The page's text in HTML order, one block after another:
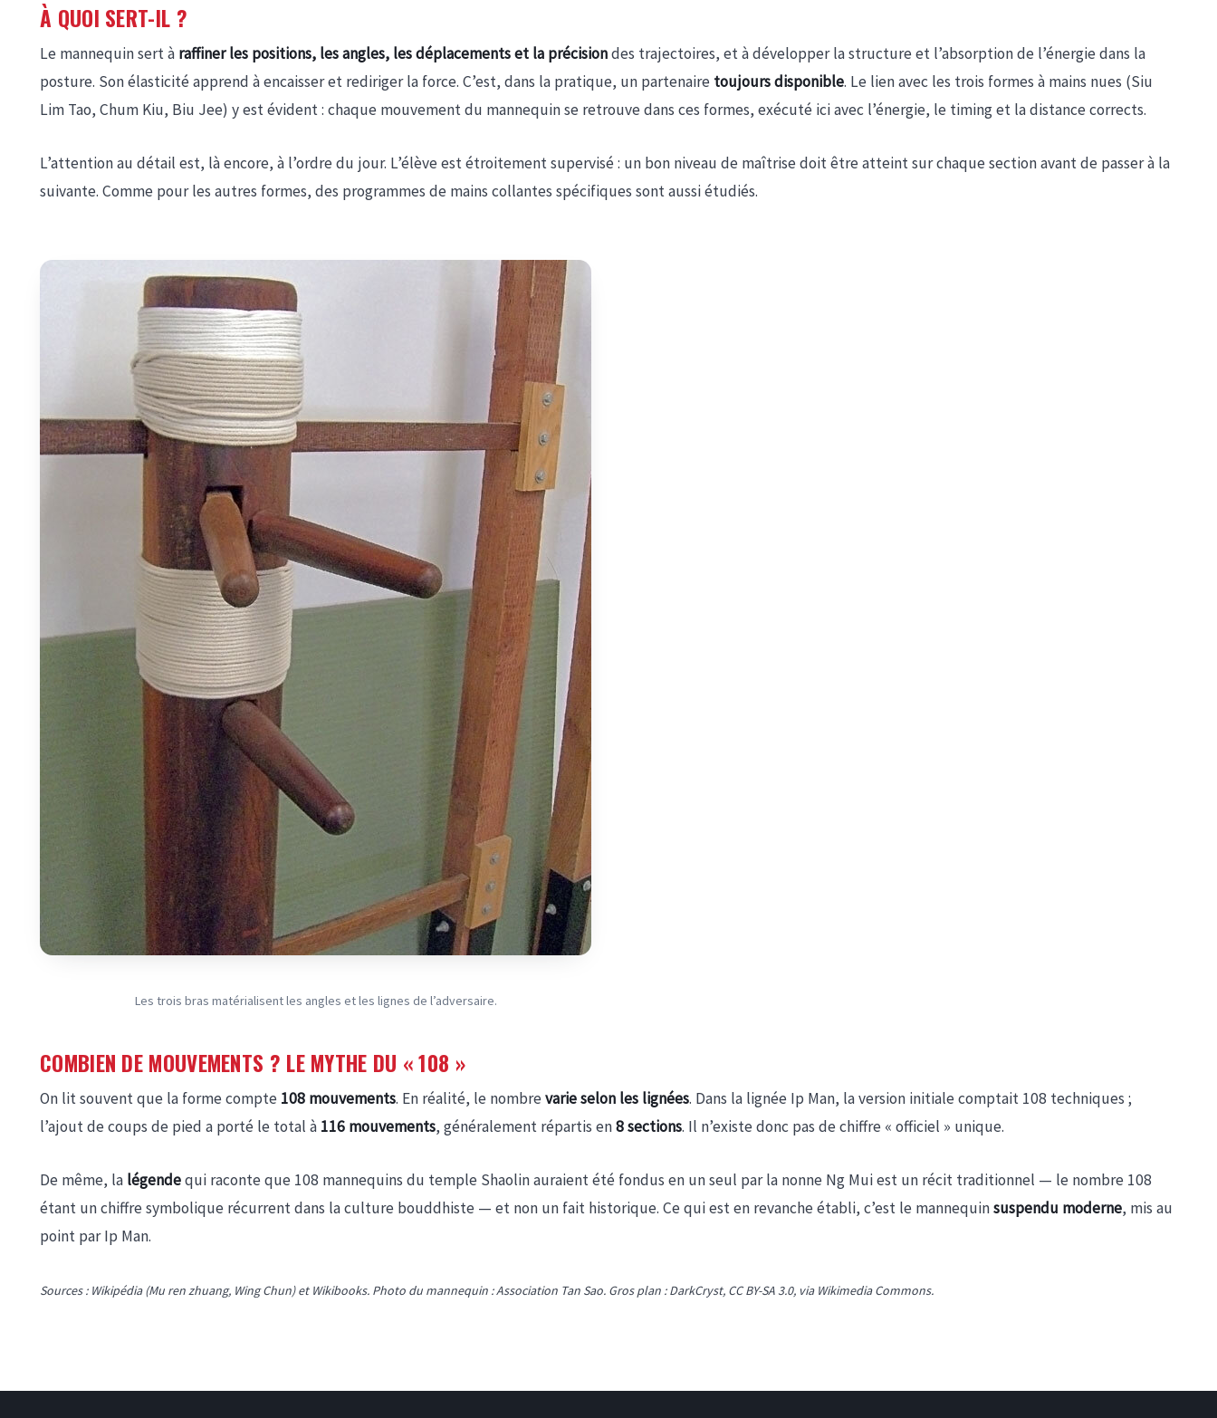
À QUOI SERT-IL ?
Le mannequin sert à raffiner les positions, les angles, les déplacements et la précisiondes trajectoires, et à développer la structure et l’absorption de l’énergie dans la
posture. Son élasticité apprend à encaisser et rediriger la force. C’est, dans la pratique, un partenaire toujours disponible. Le lien avec les trois formes à mains nues (Siu
Lim Tao, Chum Kiu, Biu Jee) y est évident : chaque mouvement du mannequin se retrouve dans ces formes, exécuté ici avec l’énergie, le timing et la distance corrects.
L’attention au détail est, là encore, à l’ordre du jour. L’élève est étroitement supervisé : un bon niveau de maîtrise doit être atteint sur chaque section avant de passer à la
suivante. Comme pour les autres formes, des programmes de mains collantes spécifiques sont aussi étudiés.
Les trois bras matérialisent les angles et les lignes de l’adversaire.
COMBIEN DE MOUVEMENTS ? LE MYTHE DU « 108 »
On lit souvent que la forme compte 108 mouvements. En réalité, le nombrevarie selon les lignées. Dans la lignée Ip Man, la version initiale comptait 108 techniques ;
l’ajout de coups de pied a porté le total à 116 mouvements, généralement répartis en8 sections. Il n’existe donc pas de chiffre « officiel » unique.
De même, la légendequi raconte que 108 mannequins du temple Shaolin auraient été fondus en un seul par la nonne Ng Mui est un récit traditionnel — le nombre 108
étant un chiffre symbolique récurrent dans la culture bouddhiste — et non un fait historique. Ce qui est en revanche établi, c’est le mannequinsuspendu moderne, mis au
point par Ip Man.
Sources : Wikipédia (Mu ren zhuang, Wing Chun) et Wikibooks. Photo du mannequin : Association Tan Sao. Gros plan : DarkCryst, CC BY-SA 3.0, via Wikimedia Commons.